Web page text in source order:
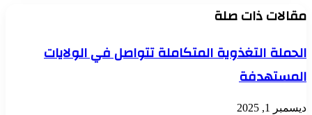
مقالات ذات صلة
الحملة التغذوية المتكاملة تتواصل في الولايات
المستهدفة
ديسمبر 1, 2025